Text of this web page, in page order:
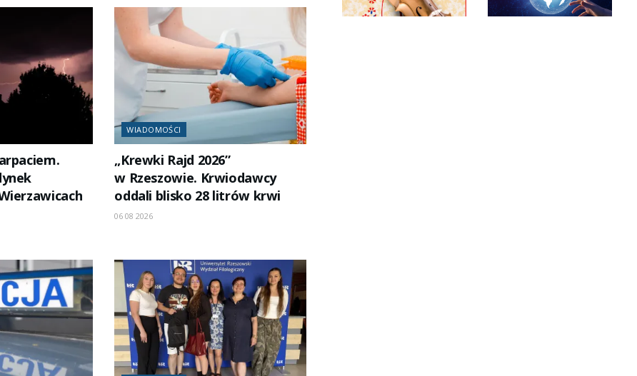
WIADOMOŚCI
„Krewki Rajd 2026”
w Rzeszowie. Krwiodawcy
oddali blisko 28 litrów krwi
06 08 2026